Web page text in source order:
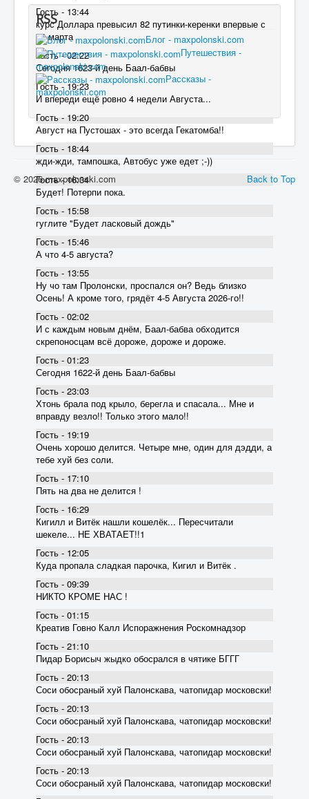
Гость - 13:44
курс Доллара превысил 82 пyтинки-керенки впервые с
30 марта
Гость - 02:22
Сегодня 1623-й день Баал-бабвы
Гость - 19:23
И впереди ещё ровно 4 недели Августа...
Гость - 19:20
Август на Пустошах - это всегда Гекатомба!!
Гость - 18:44
жди-жди, тампошка, Автобус уже едет ;-))
Гость - 16:34
Будет! Потерпи пока.
Гость - 15:58
гуглите "Будет ласковый дождь"
Гость - 15:46
А что 4-5 августа?
Гость - 13:55
Ну чо там Пролонски, проспался он? Ведь близко
Осень! А кроме того, грядёт 4-5 Августа 2026-го!!
Гость - 02:02
И с каждым новым днём, Баал-бабва обходится
скрепоносцам всё дороже, дороже и дороже.
Гость - 01:23
Сегодня 1622-й день Баал-бабвы
Гость - 23:03
Хтонь брала под крыло, берегла и спасала... Мне и
вправду везло!! Только этого мало!!
Гость - 19:19
Очень хорошо делится. Четыре мне, один для дэдди, а
тебе хуй без соли.
Гость - 17:10
Пять на два не делится !
Гость - 16:29
Кигилл и Витёк нашли кошелёк... Пересчитали
шекеле... НЕ ХВАТАЕТ!!1
Гость - 12:05
Куда пропала сладкая парочка, Кигил и Витёк .
Гость - 09:39
НИКТО КРОМЕ НАС !
Гость - 01:15
Креатив Говно Калл Испоражнения Роскомнадзор
Гость - 21:10
Пидар Борисыч жыдко обосрался в чятике БГГГ
Гость - 20:13
Соси обосраный хуй Палонскава, чатопидар московски!
Гость - 20:13
Соси обосраный хуй Палонскава, чатопидар московски!
Гость - 20:13
Соси обосраный хуй Палонскава, чатопидар московски!
Гость - 20:13
Соси обосраный хуй Палонскава, чатопидар московски!
RSS
Блог - maxpolonski.com
Путешествия -
maxpolonski.com
Рассказы -
maxpolonski.com
Back to Top
© 2026 maxpolonski.com